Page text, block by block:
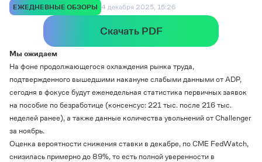
ЕЖЕДНЕВНЫЕ ОБЗОРЫ 4 декабря 2025, 15:26
Скачать PDF
Мы ожидаем
На фоне продолжающегося охлаждения рынка труда,
подтвержденного вышедшими накануне слабыми данными от ADP,
сегодня в фокусе будут еженедельная статистика первичных заявок
на пособие по безработице (консенсус: 221 тыс. после 216 тыс.
неделей ранее), а также данные количества увольнений от Challenger
за ноябрь.
Оценка вероятности снижения ставки в декабре, по CME FedWatch,
снизилась примерно до 89%, то есть полной уверенности в